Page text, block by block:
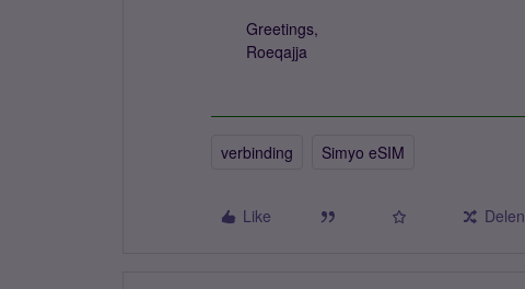
Greetings,
Roeqajja
verbinding Simyo eSIM
Like Delen